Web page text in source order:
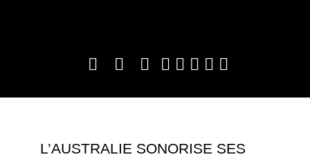
L’AUSTRALIE SONORISE SES